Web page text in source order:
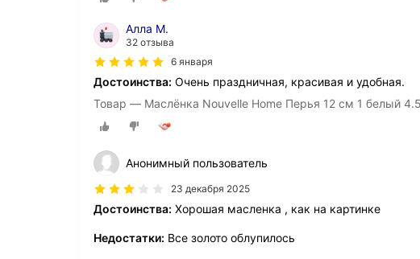
Алла М.
32 отзыва
6 января
Достоинства: Очень праздничная, красивая и удобная.
Товар — Маслёнка Nouvelle Home Перья 12 см 1 белый
Анонимный пользователь
23 декабря 2025
Достоинства: Хорошая масленка , как на картинке
Недостатки: Все золото облупилось